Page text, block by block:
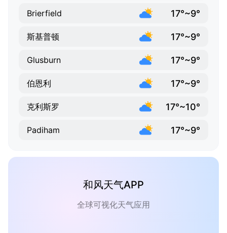
Brierfield 17°~9°
斯基普顿 17°~9°
Glusburn 17°~9°
伯恩利 17°~9°
克利斯罗 17°~10°
Padiham 17°~9°
和风天气APP
全球可视化天气应用